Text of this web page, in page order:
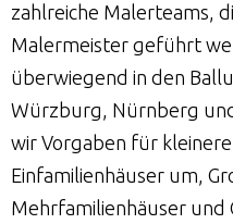
zahlreiche Malerteams,
Malermeister geführt
überwiegend in den
Würzburg, Nürnberg
wir Vorgaben für
Einfamilienhäuser um,
Mehrfamilienhäuser und